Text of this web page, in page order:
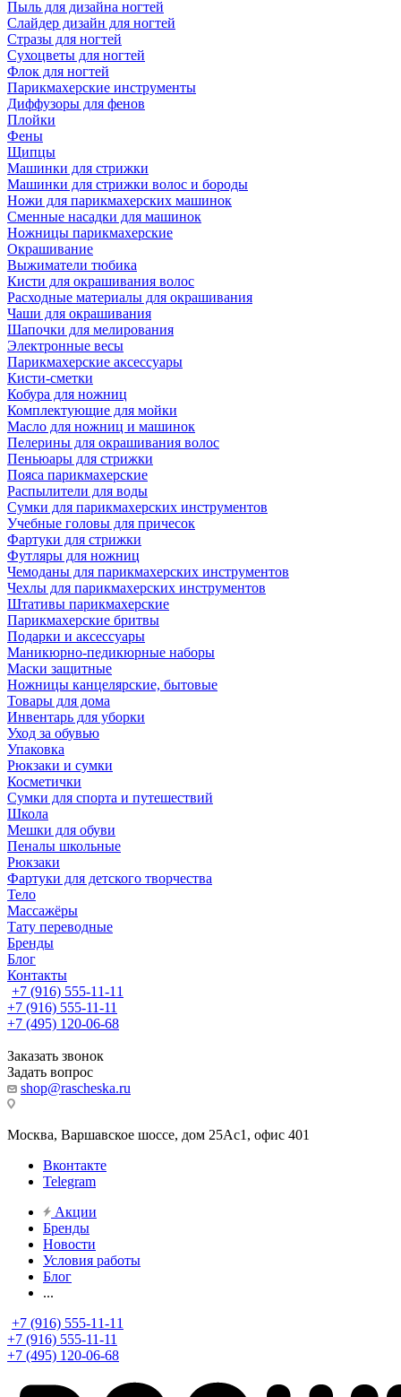
Пыль для дизайна ногтей
Слайдер дизайн для ногтей
Стразы для ногтей
Сухоцветы для ногтей
Флок для ногтей
Парикмахерские инструменты
Диффузоры для фенов
Плойки
Фены
Щипцы
Машинки для стрижки
Машинки для стрижки волос и бороды
Ножи для парикмахерских машинок
Сменные насадки для машинок
Ножницы парикмахерские
Окрашивание
Выжиматели тюбика
Кисти для окрашивания волос
Расходные материалы для окрашивания
Чаши для окрашивания
Шапочки для мелирования
Электронные весы
Парикмахерские аксессуары
Кисти-сметки
Кобура для ножниц
Комплектующие для мойки
Масло для ножниц и машинок
Пелерины для окрашивания волос
Пеньюары для стрижки
Пояса парикмахерские
Распылители для воды
Сумки для парикмахерских инструментов
Учебные головы для причесок
Фартуки для стрижки
Футляры для ножниц
Чемоданы для парикмахерских инструментов
Чехлы для парикмахерских инструментов
Штативы парикмахерские
Парикмахерские бритвы
Подарки и аксессуары
Маникюрно-педикюрные наборы
Маски защитные
Ножницы канцелярские, бытовые
Товары для дома
Инвентарь для уборки
Уход за обувью
Упаковка
Рюкзаки и сумки
Косметички
Сумки для спорта и путешествий
Школа
Мешки для обуви
Пеналы школьные
Рюкзаки
Фартуки для детского творчества
Тело
Массажёры
Тату переводные
Бренды
Блог
Контакты
+7 (916) 555-11-11
+7 (916) 555-11-11
+7 (495) 120-06-68
Заказать звонок
Задать вопрос
shop@rascheska.ru
Москва, Варшавское шоссе, дом 25Аc1, офис 401
Вконтакте
Telegram
Акции
Бренды
Новости
Условия работы
Блог
...
+7 (916) 555-11-11
+7 (916) 555-11-11
+7 (495) 120-06-68